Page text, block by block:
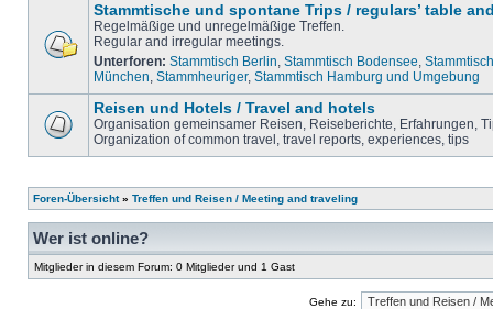
Stammtische und spontane Trips / regulars’ table
Regelmäßige und unregelmäßige Treffen.
Regular and irregular meetings.
Unterforen: Stammtisch Berlin, Stammtisch Bodensee,
München, Stammheuriger, Stammtisch Hamburg und Umgebung
Reisen und Hotels / Travel and hotels
Organisation gemeinsamer Reisen, Reiseberichte, Erfahrungen,
Organization of common travel, travel reports, experiences, tips
Foren-Übersicht» Treffen und Reisen / Meeting and traveling
Wer ist online?
Mitglieder in diesem Forum: 0 Mitglieder und 1 Gast
Gehe zu: